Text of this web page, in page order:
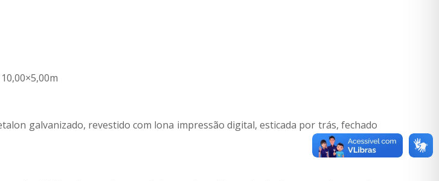
galvanizado, revestido com lona impressão digital, esticada por trás, fechado